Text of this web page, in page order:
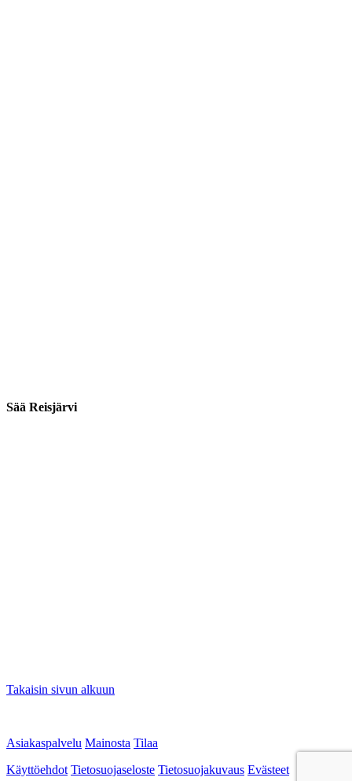
Sää Reisjärvi
Takaisin sivun alkuun
Asiakaspalvelu Mainosta Tilaa
Käyttöehdot Tietosuojaseloste Tietosuojakuvaus Evästeet